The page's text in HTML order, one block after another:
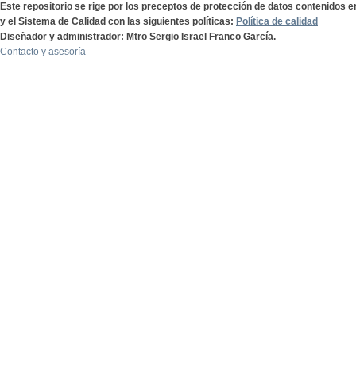
Este repositorio se rige por los preceptos de protección de datos contenidos
y el Sistema de Calidad con las siguientes políticas: Política de calidad
Diseñador y administrador: Mtro Sergio Israel Franco García.
Contacto y asesoría